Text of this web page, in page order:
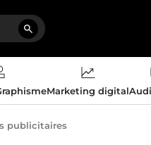
Marketing digital
publicitaires